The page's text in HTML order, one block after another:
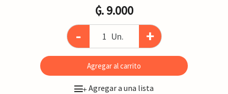
₲. 9.000
- Un. +
Agregar al carrito
+Agregar a una lista